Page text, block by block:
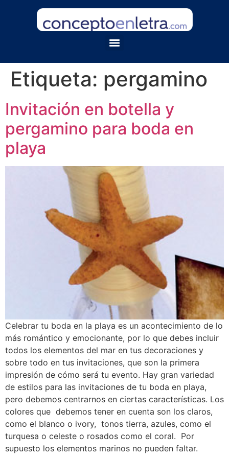
Etiqueta: pergamino
Invitación en botella y
pergamino para boda en
playa
Celebrar tu boda en la playa es un acontecimiento de lo
más romántico y emocionante, por lo que debes incluir
todos los elementos del mar en tus decoraciones y
sobre todo en tus invitaciones, que son la primera
impresión de cómo será tu evento. Hay gran variedad
de estilos para las invitaciones de tu boda en playa,
pero debemos centrarnos en ciertas características. Los
colores que debemos tener en cuenta son los claros,
como el blanco o ivory, tonos tierra, azules, como el
turquesa o celeste o rosados como el coral. Por
supuesto los elementos marinos no pueden faltar.